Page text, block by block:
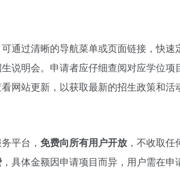
通过清晰的导航菜单或页面链接，快
说明会。申请者应仔细查阅对应学位项
网站更新，以获取最新的招生政策和活
平台， 免费向所有用户开放 ，不收取
，具体金额因申请项目而异，用户需在